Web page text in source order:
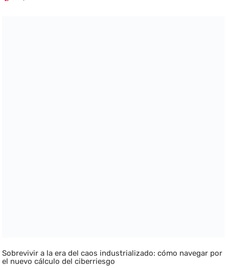
Sobrevivir a la era del caos industrializado: cómo navegar por
el nuevo cálculo del ciberriesgo